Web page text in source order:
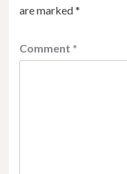
are marked*
Comment *